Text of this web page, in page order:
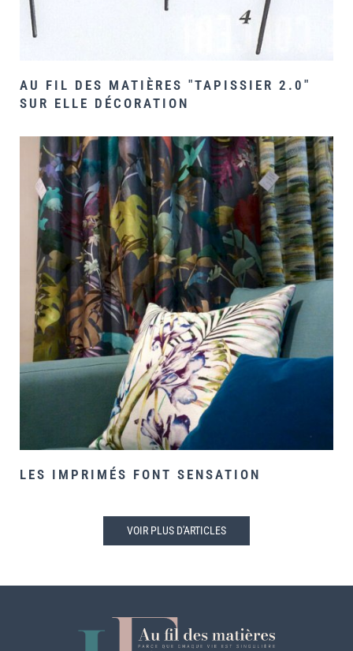
AU FIL DES MATIÈRES "TAPISSIER 2.0"
SUR ELLE DÉCORATION
LES IMPRIMÉS FONT SENSATION
VOIR PLUS D'ARTICLES